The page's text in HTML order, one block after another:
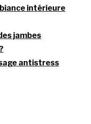
intérieure
jambes
antistress